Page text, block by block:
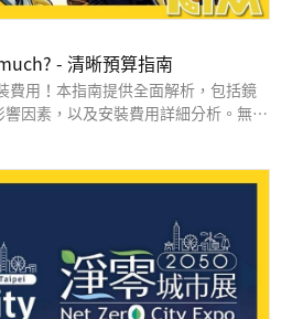
- 清晰預算指南
費用！本指南提供全面解析，包括鏡
因素，以及安裝費用詳細分析。無論
！